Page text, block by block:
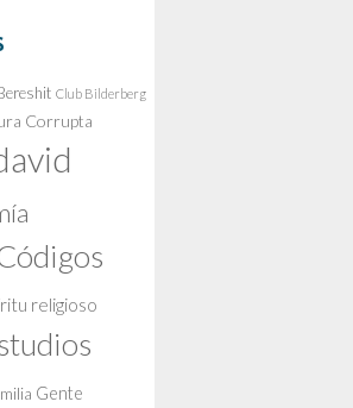
Club Bilderberg
Corrupta
religioso
Gente